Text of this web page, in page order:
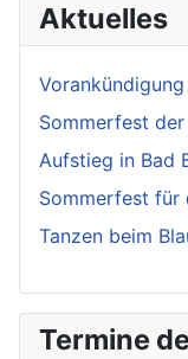
Aktuelles
Sommerfest
Aufstieg in Bad
Sommerfest für
Tanzen beim
Termine